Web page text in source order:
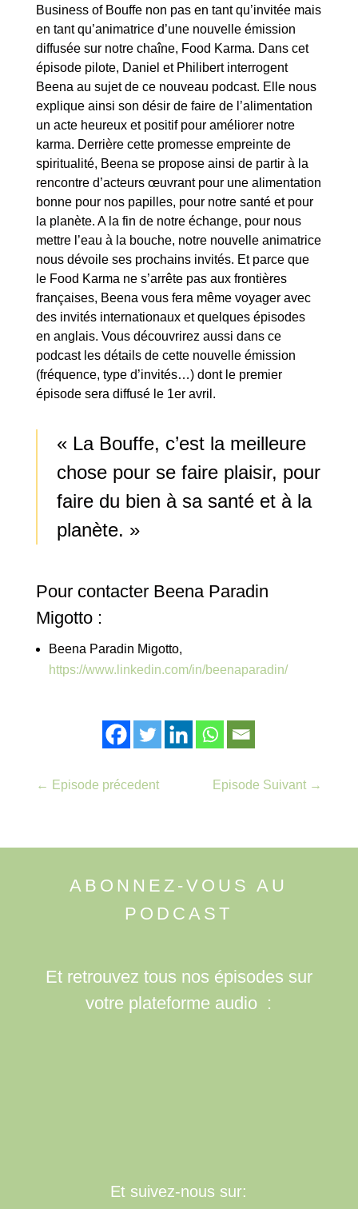
Business of Bouffe non pas en tant qu’invitée mais
en tant qu’animatrice d’une nouvelle émission
diffusée sur notre chaîne, Food Karma. Dans cet
épisode pilote, Daniel et Philibert interrogent
Beena au sujet de ce nouveau podcast. Elle nous
explique ainsi son désir de faire de l’alimentation
un acte heureux et positif pour améliorer notre
karma. Derrière cette promesse empreinte de
spiritualité, Beena se propose ainsi de partir à la
rencontre d’acteurs œuvrant pour une alimentation
bonne pour nos papilles, pour notre santé et pour
la planète. A la fin de notre échange, pour nous
mettre l’eau à la bouche, notre nouvelle animatrice
nous dévoile ses prochains invités. Et parce que
le Food Karma ne s’arrête pas aux frontières
françaises, Beena vous fera même voyager avec
des invités internationaux et quelques épisodes
en anglais. Vous découvrirez aussi dans ce
podcast les détails de cette nouvelle émission
(fréquence, type d’invités…) dont le premier
épisode sera diffusé le 1er avril.
« La Bouffe, c’est la meilleure
chose pour se faire plaisir, pour
faire du bien à sa santé et à la
planète. »
Pour contacter Beena Paradin
Migotto :
Beena Paradin Migotto,
https://www.linkedin.com/in/beenaparadin/
← Episode précedent Episode Suivant →
ABONNEZ-VOUS AU
PODCAST
Et retrouvez tous nos épisodes sur
votre plateforme audio :
Et suivez-nous sur: